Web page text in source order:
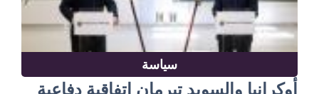
سياسة
أوكرانيا والسويد تبرمان اتفاقية دفاعية